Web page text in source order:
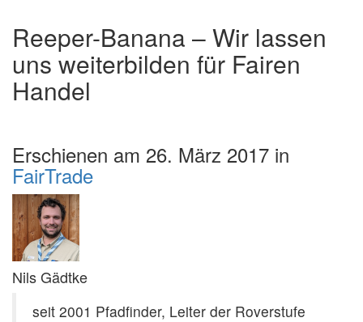
Reeper-Banana – Wir lassen
uns weiterbilden für Fairen
Handel
Erschienen am 26. März 2017 in
FairTrade
Nils Gädtke
seit 2001 Pfadfinder, Leiter der Roverstufe